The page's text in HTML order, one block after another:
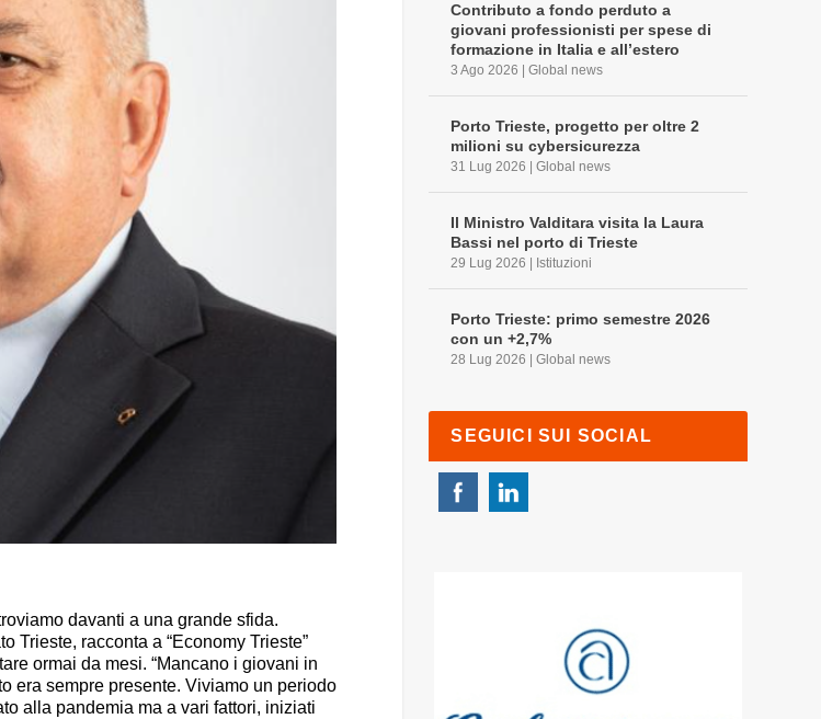
davanti a una grande sfida.
Trieste, racconta a “Economy Trieste”
ormai da mesi. “Mancano i giovani in
era sempre presente. Viviamo un periodo
alla pandemia ma a vari fattori, iniziati
Contributo a fondo perduto a
giovani professionisti per spese di
formazione in Italia e all’estero
3 Ago 2026 |Global news
Porto Trieste, progetto per oltre 2
milioni su cybersicurezza
31 Lug 2026 |Global news
Il Ministro Valditara visita la Laura
Bassi nel porto di Trieste
29 Lug 2026 Istituzioni
Porto Trieste: primo semestre 2026
con un +2,7%
28 Lug 2026 |Global news
SEGUICI SUI SOCIAL